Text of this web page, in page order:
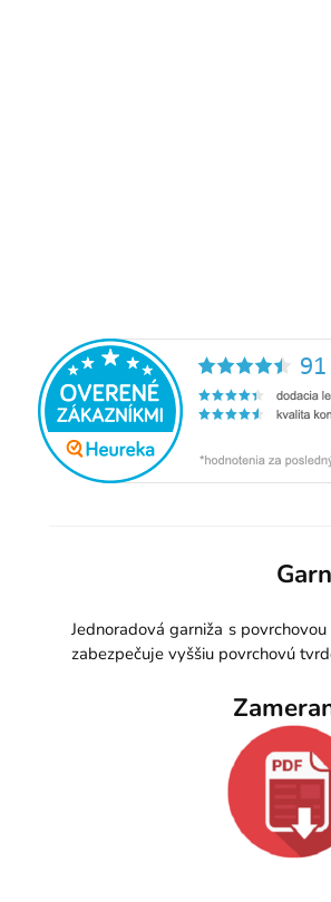
Jednoradová garniža s
zabezpečuje vyššiu povrchovú